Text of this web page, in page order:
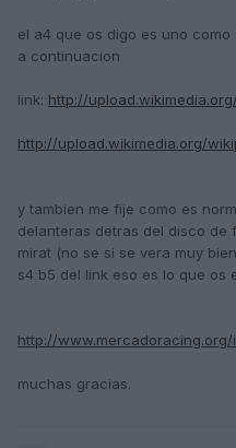
el a4 que os digo es uno
a continuacion
link: http://
http://upload.wikimedia.org/
y tambien me fije como es
delanteras detras del disco de
mirat (no se si se vera muy
s4 b5 del link eso es lo que os
http://
muchas gracias.